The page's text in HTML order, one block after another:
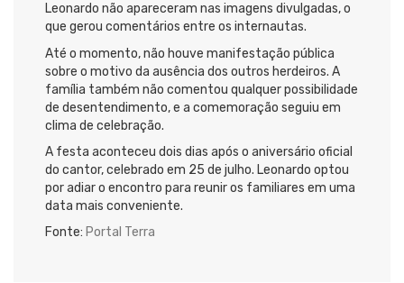
Leonardo não apareceram nas imagens divulgadas, o
que gerou comentários entre os internautas.
Até o momento, não houve manifestação pública
sobre o motivo da ausência dos outros herdeiros. A
família também não comentou qualquer possibilidade
de desentendimento, e a comemoração seguiu em
clima de celebração.
A festa aconteceu dois dias após o aniversário oficial
do cantor, celebrado em 25 de julho. Leonardo optou
por adiar o encontro para reunir os familiares em uma
data mais conveniente.
Fonte: Portal Terra